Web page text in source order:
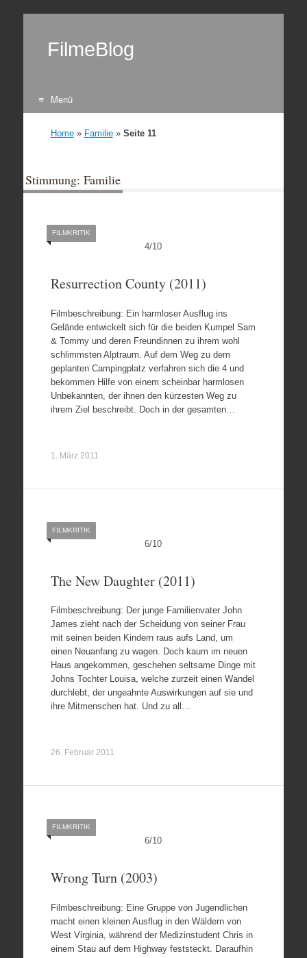
FilmeBlog
Menü
Home» Familie» Seite 11
Stimmung: Familie
4/10
FILMKRITIK
Resurrection County (2011)
Filmbeschreibung: Ein harmloser Ausflug ins
Gelände entwickelt sich für die beiden Kumpel Sam
& Tommy und deren Freundinnen zu ihrem wohl
schlimmsten Alptraum. Auf dem Weg zu dem
geplanten Campingplatz verfahren sich die 4 und
bekommen Hilfe von einem scheinbar harmlosen
Unbekannten, der ihnen den kürzesten Weg zu
ihrem Ziel beschreibt. Doch in der gesamten…
1. März 2011
6/10
FILMKRITIK
The New Daughter (2011)
Filmbeschreibung: Der junge Familienvater John
James zieht nach der Scheidung von seiner Frau
mit seinen beiden Kindern raus aufs Land, um
einen Neuanfang zu wagen. Doch kaum im neuen
Haus angekommen, geschehen seltsame Dinge mit
Johns Tochter Louisa, welche zurzeit einen Wandel
durchlebt, der ungeahnte Auswirkungen auf sie und
ihre Mitmenschen hat. Und zu all…
26. Februar 2011
6/10
FILMKRITIK
Wrong Turn (2003)
Filmbeschreibung: Eine Gruppe von Jugendlichen
macht einen kleinen Ausflug in den Wäldern von
West Virginia, während der Medizinstudent Chris in
einem Stau auf dem Highway feststeckt. Daraufhin